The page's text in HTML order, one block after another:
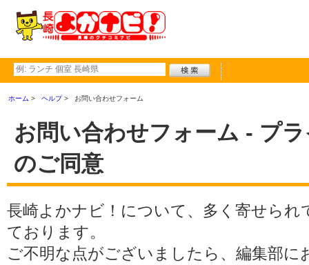
ホーム ヘルプ お問い合わせフォーム
お問い合わせフォーム - プ
のご同意
長崎よかナビ！について、多く寄せられ
ております。
ご不明な点がございましたら、編集部